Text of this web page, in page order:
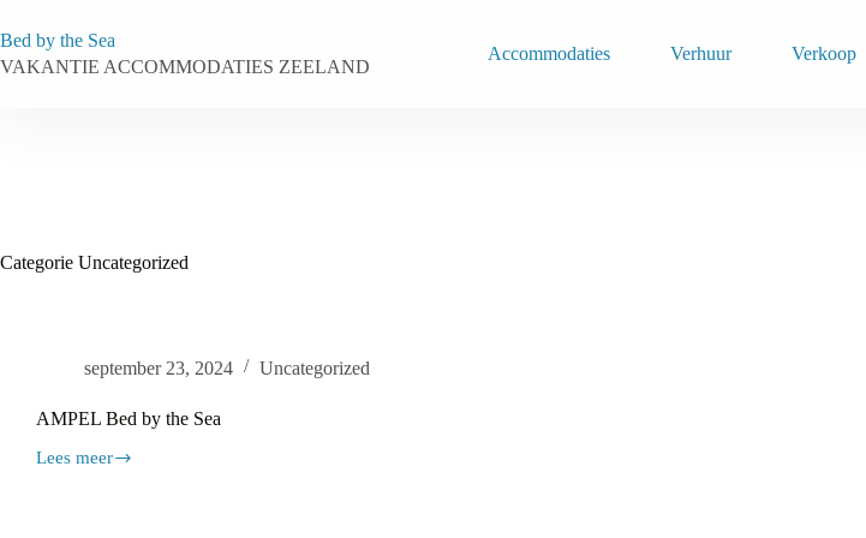
naar
de
inhoud
Bed by the Sea
VAKANTIE ACCOMMODATIES ZEELAND
Accommodaties Verhuur Verkoop
Categorie Uncategorized
september 23, 2024 Uncategorized
AMPEL Bed by the Sea
Lees meer
AMPEL